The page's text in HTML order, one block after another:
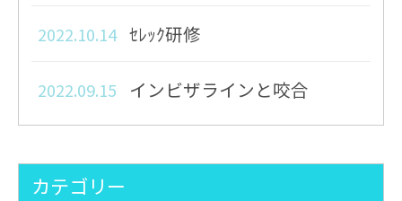
2022.10.14 ｾﾚｯｸ研修
2022.09.15 インビザラインと咬合
peter Lingstrom
カテゴリー